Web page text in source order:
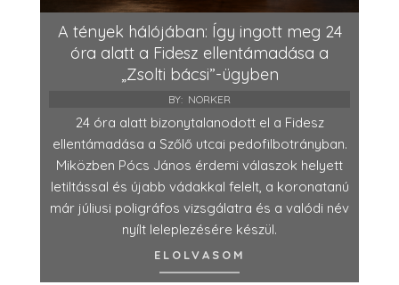
A tények hálójában: Így ingott meg 24
óra alatt a Fidesz ellentámadása a
„Zsolti bácsi”-ügyben
BY: NORKER
24 óra alatt bizonytalanodott el a Fidesz
ellentámadása a Szőlő utcai pedofilbotrányban.
Miközben Pócs János érdemi válaszok helyett
letiltással és újabb vádakkal felelt, a koronatanú
már júliusi poligráfos vizsgálatra és a valódi név
nyílt leleplezésére készül.
ELOLVASOM